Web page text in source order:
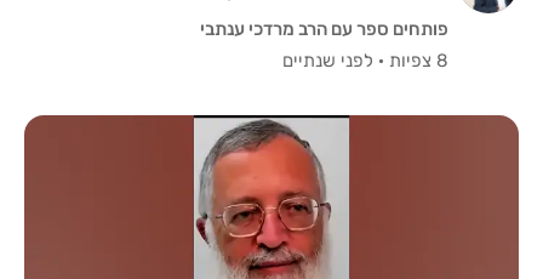
פותחים ספר עם הרב מרדכי ענתבי
8 צפיות
· לפני שנתיים